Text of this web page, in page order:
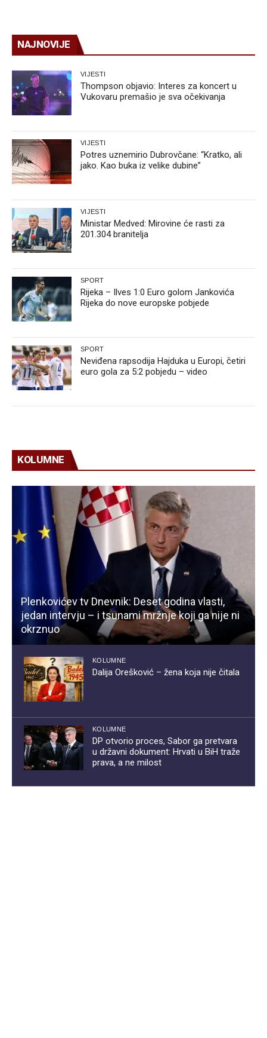
NAJNOVIJE
VIJESTI
Thompson objavio: Interes za koncert u
Vukovaru premašio je sva očekivanja
VIJESTI
Potres uznemirio Dubrovčane: “Kratko, ali
jako. Kao buka iz velike dubine”
VIJESTI
Ministar Medved: Mirovine će rasti za
201.304 branitelja
SPORT
Rijeka – Ilves 1:0 Euro golom Jankovića
Rijeka do nove europske pobjede
SPORT
Neviđena rapsodija Hajduka u Europi, četiri
euro gola za 5:2 pobjedu – video
KOLUMNE
Plenkovićev tv Dnevnik: Deset godina vlasti,
jedan intervju – i tsunami mržnje koji ga nije ni
okrznuo
KOLUMNE
Dalija Orešković – žena koja nije čitala
KOLUMNE
DP otvorio proces, Sabor ga pretvara
u državni dokument: Hrvati u BiH traže
prava, a ne milost